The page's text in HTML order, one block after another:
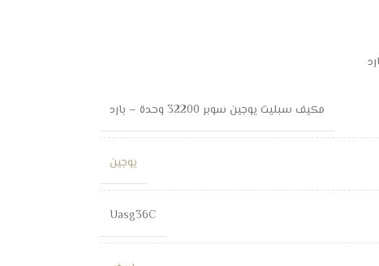
مكيف سبليت يوجين سوبر 32200 وحدة – بارد
يوجين
Uasg36C